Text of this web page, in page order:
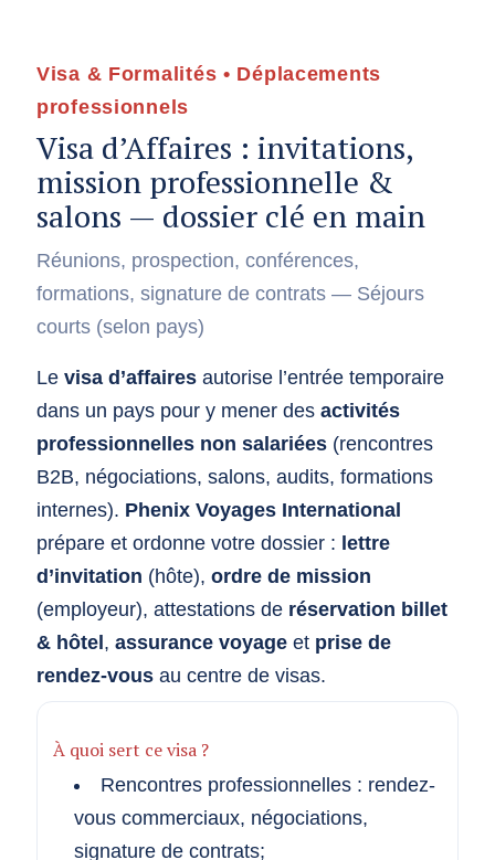
Visa & Formalités • Déplacements
professionnels
Visa d’Affaires : invitations,
mission professionnelle &
salons — dossier clé en main
Réunions, prospection, conférences,
formations, signature de contrats — Séjours
courts (selon pays)
Le visa d’affaires autorise l’entrée temporaire
dans un pays pour y mener des activités
professionnelles non salariées (rencontres
B2B, négociations, salons, audits, formations
internes). Phenix Voyages International
prépare et ordonne votre dossier : lettre
d’invitation (hôte), ordre de mission
(employeur), attestations de réservation billet
& hôtel, assurance voyage et prise de
rendez-vous au centre de visas.
À quoi sert ce visa ?
Rencontres professionnelles : rendez-
vous commerciaux, négociations,
signature de contrats;